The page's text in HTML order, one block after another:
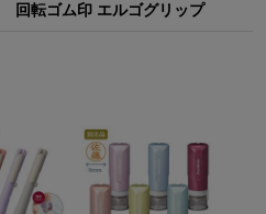
回転ゴム印 エルゴグリップ